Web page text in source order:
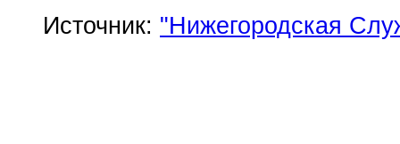
Источник: "Нижегородская